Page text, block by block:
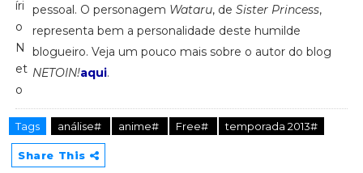
pessoal. O personagem Wataru, de Sister Princess,
representa bem a personalidade deste humilde
blogueiro. Veja um pouco mais sobre o autor do blog
NETOIN!aqui.
Tags análise# anime# Free# temporada 2013#
Share This